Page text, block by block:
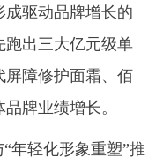
成驱动品牌增长的
跑出三大亿元级单
障修护面霜、佰
牌业绩增长。
年轻化形象重塑”推